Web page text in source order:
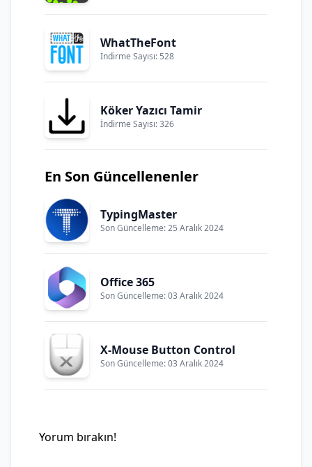
WhatTheFont
İndirme Sayısı: 528
Köker Yazıcı Tamir
İndirme Sayısı: 326
En Son Güncellenenler
TypingMaster
Son Güncelleme: 25 Aralık 2024
Office 365
Son Güncelleme: 03 Aralık 2024
X-Mouse Button Control
Son Güncelleme: 03 Aralık 2024
Yorum bırakın!